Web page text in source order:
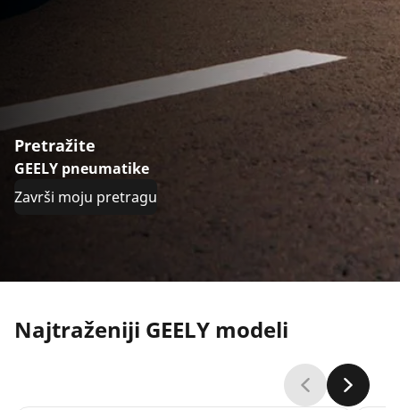
Pretražite
GEELY pneumatike
Završi moju pretragu
Najtraženiji GEELY modeli